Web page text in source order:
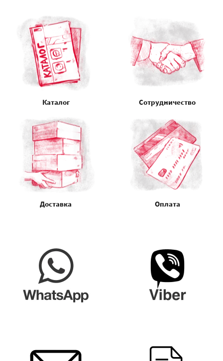
Каталог Сотрудничество
Доставка Оплата